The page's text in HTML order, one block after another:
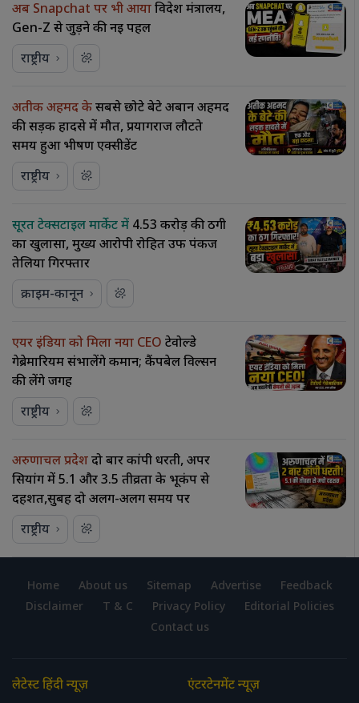
अब Snapchat पर भी आयाविदेश मंत्रालय,
Gen-Z से जुड़ने की नई पहल
राष्ट्रीय
अतीक अहमद केसबसे छोटे बेटे अबान अहमद
की सड़क हादसे में मौत, प्रयागराज लौटते
समय हुआ भीषण एक्सीडेंट
राष्ट्रीय
सूरत टेक्सटाइल मार्केट में ₹4.53 करोड़ की ठगी
का खुलासा, मुख्य आरोपी रोहित उर्फ पंकज
तेलिया गिरफ्तार
क्राइम-कानून
एयर इंडिया को मिला नया CEO टेवोल्डे
गेब्रेमारियम संभालेंगे कमान; कैंपबेल विल्सन
की लेंगे जगह
राष्ट्रीय
अरुणाचल प्रदेशदो बार कांपी धरती, अपर
सियांग में 5.1 और 3.5 तीव्रता के भूकंप से
दहशत,सुबह दो अलग-अलग समय पर
राष्ट्रीय
Home About us Sitemap Advertise
Feedback
Disclaimer
T & C Privacy Policy
Editorial Policies
Contact us
लेटेस्ट हिंदी न्यूज़ एंटरटेनमेंट न्यूज़